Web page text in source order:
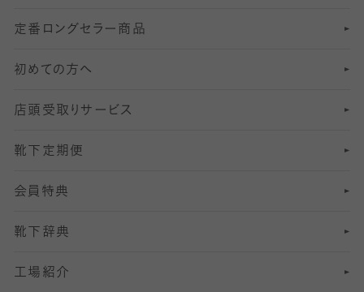
7 分丈 レギンス
8分丈 レギンス
10分丈 レギンス
12分丈レギンス
13分丈レギンス
スーツカジュアルソックス・靴下
ロングホーズ
サッカー・フットサル用ソックス
ヨガソックス・靴下
スポーツ用レッグウォーマー
SSサイズ（21～23cm）
Sサイズ（22～25cm）
Mサイズ（25～27cm）
Lサイズ（27～29cm）
加圧・着圧ソックス
冷えとり靴下
着圧・加圧タイツ
むくみ対策
足の疲れ対策
足の臭い対策
冷え対策
定番ロングセラー商品
初めての方へ
店頭受取りサービス
靴下定期便
会員特典
靴下辞典
工場紹介